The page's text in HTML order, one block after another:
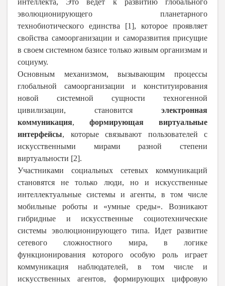
интеллекта, Это ведет к развитию глобального
эволюционирующего планетарного
технобиотического единства [1], которое проявляет
свойства самоорганизации и саморазвития присущие
в своем системном базисе только живым организмам и
социуму.
Основным механизмом, вызывающим процессы
глобальной самоорганизации и конституирования
новой системной сущности техногенной
цивилизации, становится электронная
коммуникация, формирующая виртуальные
интерфейсы, которые связывают пользователей с
искусственными мирами разной степени
виртуальности [2].
Участниками социальных сетевых коммуникаций
становятся не только люди, но и искусственные
интеллектуальные системы и агенты, в том числе
мобильные роботы и «умные среды». Возникают
гибридные и искусственные социотехнические
системы эволюционирующего типа. Идет развитие
сетевого сложностного мира, в логике
функционирования которого особую роль играет
коммуникация наблюдателей, в том числе и
искусственных агентов, формирующих цифровую